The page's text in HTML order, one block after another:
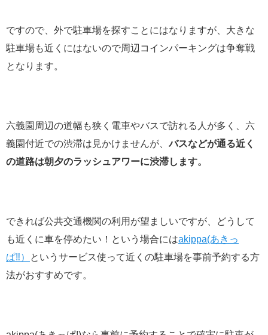
ですので、外で駐車場を探すことにはなりますが、大きな
駐車場も近くにはないので周辺コインパーキングは争奪戦
となります。
六義園周辺の道幅も狭く電車やバスで訪れる人が多く、六
義園付近での渋滞は見かけませんが、バスなどが通る近く
の道路は朝夕のラッシュアワーに渋滞します。
できれば公共交通機関の利用が望ましいですが、どうして
も近くに車を停めたい！という場合にはakippa(あきっ
ぱ‼︎）
というサービス使って近くの駐車場を事前予約する方
法がおすすめです。